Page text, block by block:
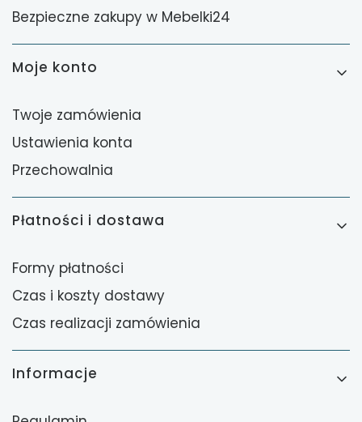
Bezpieczne zakupy w Mebelki24
Moje konto
Twoje zamówienia
Ustawienia konta
Przechowalnia
Płatności i dostawa
Formy płatności
Czas i koszty dostawy
Czas realizacji zamówienia
Informacje